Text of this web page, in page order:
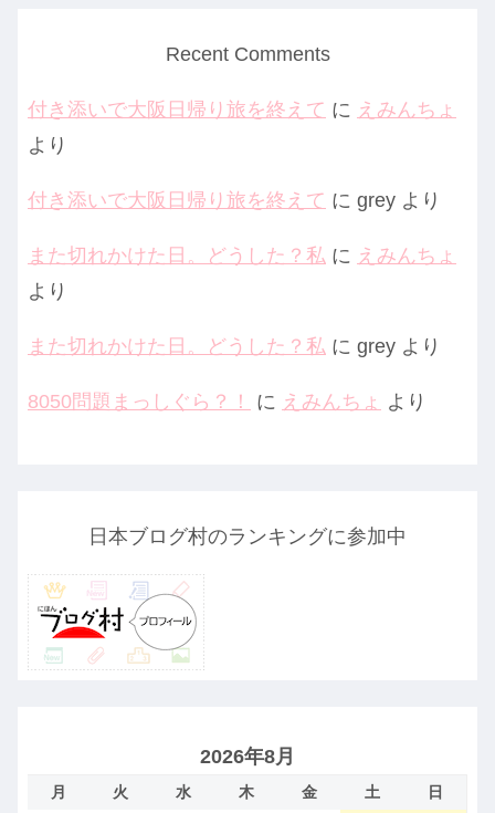
Recent Comments
付き添いで大阪日帰り旅を終えて に えみんちょ
より
付き添いで大阪日帰り旅を終えて に grey より
また切れかけた日。どうした？私 に えみんちょ
より
また切れかけた日。どうした？私 に grey より
8050問題まっしぐら？！ に えみんちょ より
日本ブログ村のランキングに参加中
2026年8月
月 火 水 木 金 土
日